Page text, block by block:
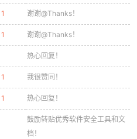
谢谢@Thanks！
谢谢@Thanks！
热心回复！
我很赞同！
热心回复！
鼓励转贴优秀软件安全工具和文
档！